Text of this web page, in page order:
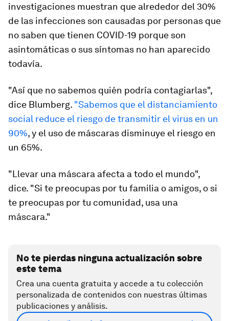
investigaciones muestran que alrededor del 30%
de las infecciones son causadas por personas que
no saben que tienen COVID-19 porque son
asintomáticas o sus síntomas no han aparecido
todavía.
"Así que no sabemos quién podría contagiarlas",
dice Blumberg. "Sabemos que el distanciamiento
social reduce el riesgo de transmitir el virus en un
90%, y el uso de máscaras disminuye el riesgo en
un 65%.
"Llevar una máscara afecta a todo el mundo",
dice. "Si te preocupas por tu familia o amigos, o si
te preocupas por tu comunidad, usa una
máscara."
No te pierdas ninguna actualización sobre
este tema
Crea una cuenta gratuita y accede a tu colección
personalizada de contenidos con nuestras últimas
publicaciones y análisis.